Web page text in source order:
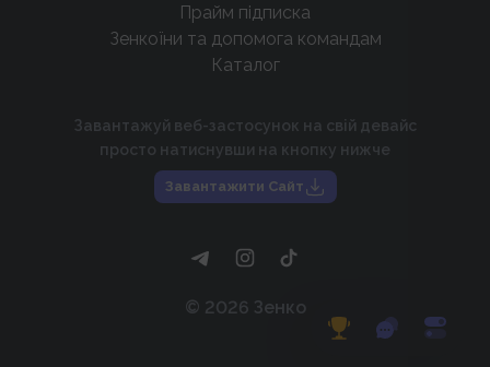
Прайм підписка
Зенкоїни та допомога командам
Каталог
Завантажуй веб-застосунок на свій девайс
просто натиснувши на кнопку нижче
Завантажити Сайт
© 2026 Зенко